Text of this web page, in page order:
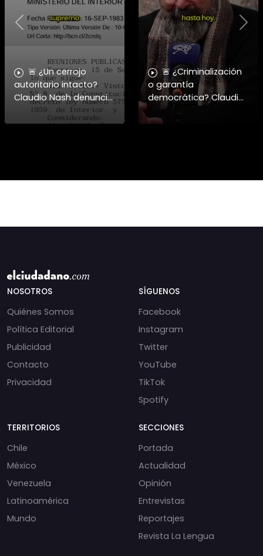
🚨 ¿Un cerrojo
autoritario intacto?
Claudio Nash denuncia
la vigencia del Decreto
1086 para reprimir la
🚨 ¿Criminalización
o garantía
democrática? Claudio
Nash advierte la falta
de resguardo al
Previous
NOSOTROS
Quiénes Somos
Política Editorial
Publicidad
Contacto
Privacidad
SÍGUENOS
Facebook
Instagram
Twitter
YouTube
TikTok
Spotify
TERRITORIOS
Chile
México
Venezuela
Latinoamérica
Mundo
SECCIONES
Portada
Actualidad
Opinión
Entrevistas
Reportajes
Revista La Lengua